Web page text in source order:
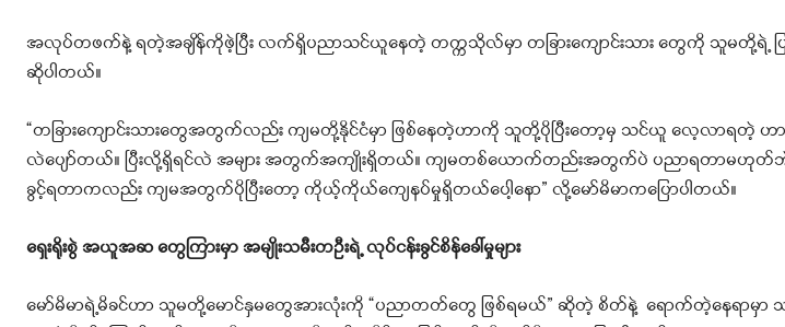
အလုပ်တဖက်နဲ့ ရတဲ့အချိန်ကိုဖဲ့ပြီး လက်ရှိပညာသင်ယူနေတဲ့ တက္ကသိုလ်မှာ တခြားကျောင်းသား တွေကို သူမတို့
ဆိုပါတယ်။
“တခြားကျောင်းသားတွေအတွက်လည်း ကျမတို့နိုင်ငံမှာ ဖြစ်နေတဲ့ဟာကို သူတို့ပိုပြီးတော့မှ သင်ယူ လေ့လာရတဲ့ ဟာ
လဲပျော်တယ်။ ပြီးလို့ရှိရင်လဲ အများ အတွက်အကျိုးရှိတယ်။ ကျမတစ်ယောက်တည်းအတွက်ပဲ ပညာရတာမဟုတ်
ခွင့်ရတာကလည်း ကျမအတွက်ပိုပြီးတော့ ကိုယ့်ကိုယ်ကျေနပ်မှုရှိတယ်ပေါ့နော” လို့မော်မိမာကပြောပါတယ်။
ရှေးရိုးစွဲ အယူအဆ တွေကြားမှာ အမျိုးသမီးတဦးရဲ့ လုပ်ငန်းခွင်စိန်ခေါ်မှုများ
မော်မိမာရဲ့မိခင်ဟာ သူမတို့မောင်နှမတွေအားလုံးကို “ပညာတတ်တွေ ဖြစ်ရမယ်” ဆိုတဲ့ စိတ်နဲ့ ရောက်တဲ့နေရာမှာ